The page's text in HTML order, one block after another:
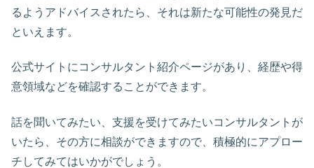
るようアドバイスされたら、それは新たな可能性の発見だ
といえます。
公式サイトにコンサルタント紹介ページがあり、経歴や得
意領域などを確認することができます。
話を聞いてみたい、支援を受けてみたいコンサルタントが
いたら、その方に相談ができますので、積極的にアプロー
チしてみてはいかがでしょう。